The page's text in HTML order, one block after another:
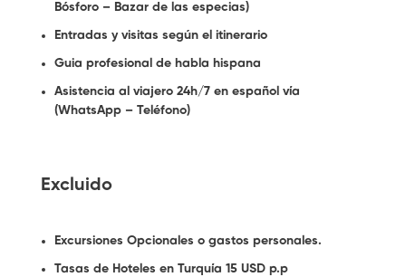
Bósforo – Bazar de las especias)
Entradas y visitas según el itinerario
Guia profesional de habla hispana
Asistencia al viajero 24h/7 en español vía
(WhatsApp – Teléfono)
Excluido
Excursiones Opcionales o gastos personales.
Tasas de Hoteles en Turquía 15 USD p.p